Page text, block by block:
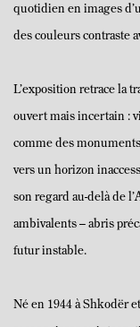
quotidien en images
des couleurs contraste
L’exposition retrace la
ouvert mais incertain :
comme des
vers un horizon
son regard au-delà de
ambivalents – abris
futur instable.
Né en 1944 à Shkodër